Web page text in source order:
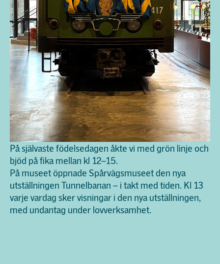
På självaste födelsedagen åkte vi med grön linje och
bjöd på fika mellan kl 12–15.
På museet öppnade Spårvägsmuseet den nya
utställningen Tunnelbanan – i takt med tiden. Kl 13
varje vardag sker visningar i den nya utställningen,
med undantag under lovverksamhet.